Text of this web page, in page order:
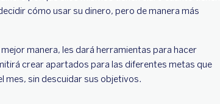
cómo usar su dinero, pero de manera más
manera, les dará herramientas para hacer
crear apartados para las diferentes metas que
mes, sin descuidar sus objetivos.